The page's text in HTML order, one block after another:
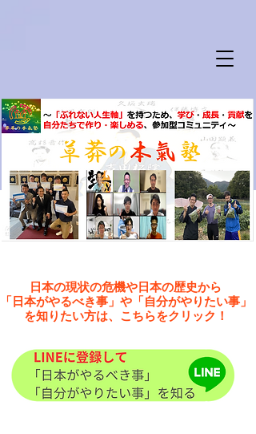
日本の現状の危機や日本の歴史から
「日本がやるべき事」や「自分がやりたい事」
を知りたい方は、こちらをクリック！